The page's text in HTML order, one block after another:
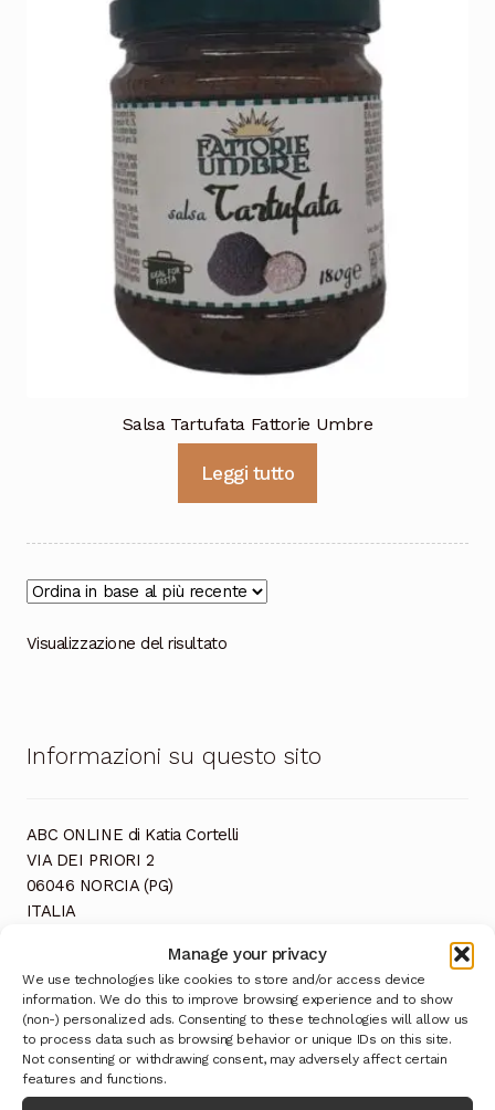
Manage your privacy
We use technologies like cookies to store and/or access device
information. We do this to improve browsing experience and to show
(non-) personalized ads. Consenting to these technologies will allow us
to process data such as browsing behavior or unique IDs on this site.
Not consenting or withdrawing consent, may adversely affect certain
features and functions.
Birra e Vino
Zafferano
Cioccolata
Salsa Tartufata Fattorie Umbre
Leggi tutto
Visualizzazione del risultato
Informazioni su questo sito
ABC ONLINE di Katia Cortelli
VIA DEI PRIORI 2
06046 NORCIA (PG)
ITALIA
CF: CRTKTA82P53F935I
P. IVA: 03152600544